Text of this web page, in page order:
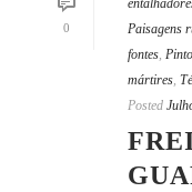
0
Paisagens
fontes,
mártires,
Posted